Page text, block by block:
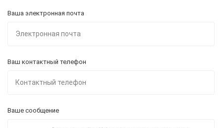
Ваша электронная почта
Ваш контактный телефон
Ваше сообщение